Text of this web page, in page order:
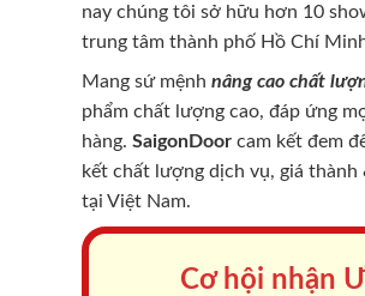
nay chúng tôi sở hữu hơn 10
trung tâm thành phố Hồ Chí
Mang sứ mệnh nâng cao chất
phẩm chất lượng cao, đáp ứng
hàng. SaigonDoor cam kết đem
kết chất lượng dịch vụ, giá
tại Việt Nam.
Cơ hội nhận